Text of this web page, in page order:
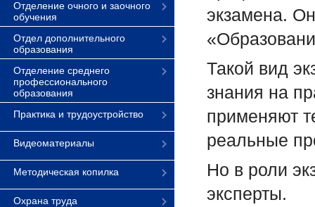
Отделение очного и заочного
обучения
Отдел дополнительного
образования
Отделение среднего
профессионального
образования
Практика и трудоустройство
Видеоматериалы
Методическая копилка
Охрана труда
экзамена.
Такой вид
знания на
применяют
реальные
Но в роли
эксперты.